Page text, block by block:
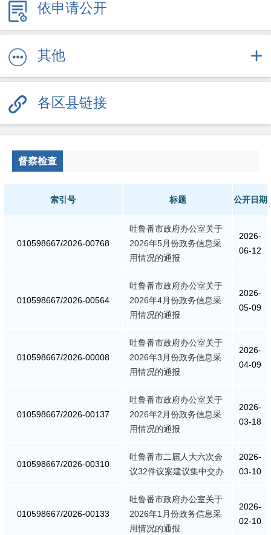
直达资金
统计信息
总结报告
人事管理
招录招聘
自治区文件
政府规章
督察检查
依申请公开
其他
各区县链接
督察检查
索引号 标题 公开日期
010598667/2026-00768
吐鲁番市政府办公室关于
2026年5月份政务信息采
用情况的通报
2026-
06-12
010598667/2026-00564
吐鲁番市政府办公室关于
2026年4月份政务信息采
用情况的通报
2026-
05-09
010598667/2026-00008
吐鲁番市政府办公室关于
2026年3月份政务信息采
用情况的通报
2026-
04-09
010598667/2026-00137
吐鲁番市政府办公室关于
2026年2月份政务信息采
用情况的通报
2026-
03-18
010598667/2026-00310
吐鲁番市二届人大六次会
议32件议案建议集中交办
2026-
03-10
010598667/2026-00133
吐鲁番市政府办公室关于
2026年1月份政务信息采
用情况的通报
2026-
02-10